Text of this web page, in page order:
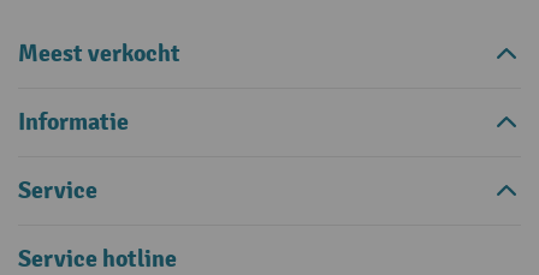
Meest verkocht
Informatie
Service
Service hotline